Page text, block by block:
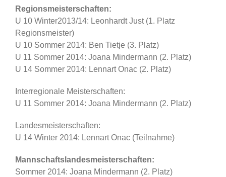
Regionsmeisterschaften:
U 10 Winter2013/14: Leonhardt Just (1. Platz
Regionsmeister)
U 10 Sommer 2014: Ben Tietje (3. Platz)
U 11 Sommer 2014: Joana Mindermann (2. Platz)
U 14 Sommer 2014: Lennart Onac (2. Platz)
Interregionale Meisterschaften:
U 11 Sommer 2014: Joana Mindermann (2. Platz)
Landesmeisterschaften:
U 14 Winter 2014: Lennart Onac (Teilnahme)
Mannschaftslandesmeisterschaften:
Sommer 2014: Joana Mindermann (2. Platz)